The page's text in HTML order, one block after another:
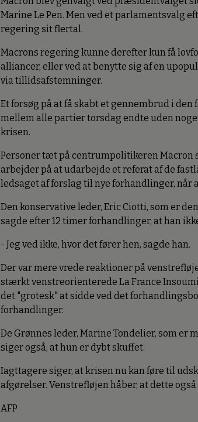
Marine Le Pen. Men ved et parlamentsvalg
regering sit flertal.
Macrons regering kunne derefter kun få
alliancer, eller ved at benytte sig af en
via tillidsafstemninger.
Et forsøg på at få skabt et gennembrud i
mellem alle partier torsdag endte uden
krisen.
Personer tæt på centrumpolitikeren Macron
arbejder på at udarbejde et referat af de
ledsaget af forslag til nye forhandlinger,
Den konservative leder, Eric Ciotti, som er
sagde efter 12 timer forhandlinger, at han
- Jeg ved ikke, hvor det fører hen, sagde han.
Der var mere vrede reaktioner på
stærkt venstreorienterede La France
det "grotesk" at sidde ved det
forhandlinger.
De Grønnes leder, Marine Tondelier, som er
siger også, at hun er dybt skuffet.
Iagttagere siger, at krisen nu kan føre til
afgørelser. Venstrefløjen håber, at dette
AFP